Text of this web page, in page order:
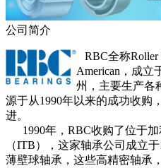
公司简介
RBC全称Roller
American，成立
州，主要生产各
源于从1990年以来的成功收购
进。
1990年，RBC收购了位于加
（ITB），这家轴承公司成立
薄壁球轴承，这些高精密轴承